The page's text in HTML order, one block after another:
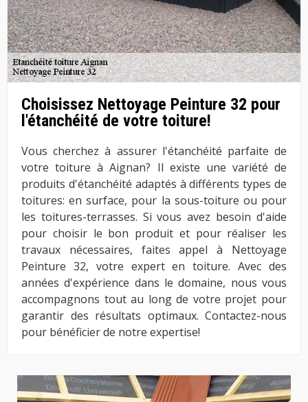
Choisissez Nettoyage Peinture 32 pour
l'étanchéité de votre toiture!
Vous cherchez à assurer l'étanchéité parfaite de
votre toiture à Aignan? Il existe une variété de
produits d'étanchéité adaptés à différents types de
toitures: en surface, pour la sous-toiture ou pour
les toitures-terrasses. Si vous avez besoin d'aide
pour choisir le bon produit et pour réaliser les
travaux nécessaires, faites appel à Nettoyage
Peinture 32, votre expert en toiture. Avec des
années d'expérience dans le domaine, nous vous
accompagnons tout au long de votre projet pour
garantir des résultats optimaux. Contactez-nous
pour bénéficier de notre expertise!